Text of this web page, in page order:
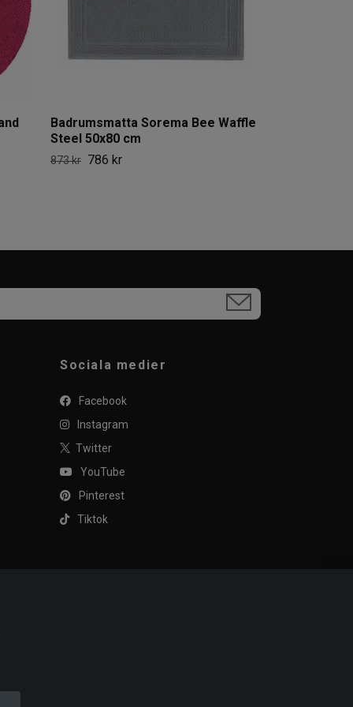
Badrumsmatta Sorema Bee Waffle
Steel 50x80 cm
873 kr 786 kr
Sociala medier
Facebook
Instagram
Twitter
YouTube
Pinterest
Tiktok